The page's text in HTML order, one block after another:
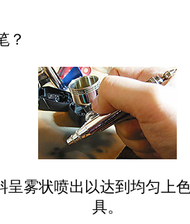
呈雾状喷出以达到均匀上
具。